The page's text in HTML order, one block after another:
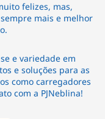
felizes, mas,
mais e melhor
e variedade em
e soluções para as
como carregadores
com a PJNeblina!